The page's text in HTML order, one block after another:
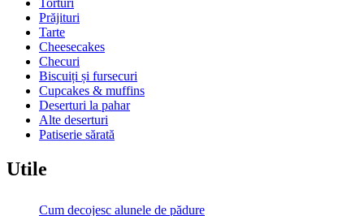
Torturi
Prăjituri
Tarte
Cheesecakes
Checuri
Biscuiți și fursecuri
Cupcakes & muffins
Deserturi la pahar
Alte deserturi
Patiserie sărată
Utile
Cum decojesc alunele de pădure